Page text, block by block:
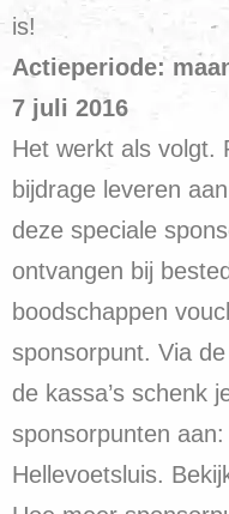
is!
Actieperiode:
7 juli 2016
Het werkt als volgt.
bijdrage leveren
deze speciale
ontvangen bij
boodschappen
sponsorpunt. Via
de kassa’s schenk
sponsorpunten
Hellevoetsluis.